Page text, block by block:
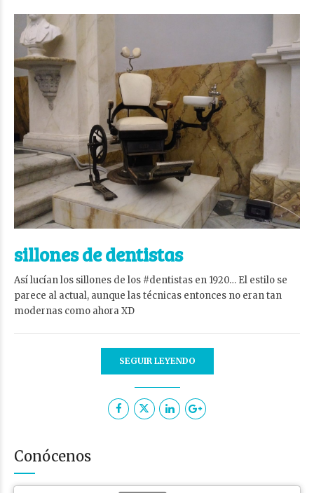
sillones de dentistas
Así lucían los sillones de los #dentistas en 1920… El estilo se
parece al actual, aunque las técnicas entonces no eran tan
modernas como ahora XD
SEGUIR LEYENDO
Conócenos